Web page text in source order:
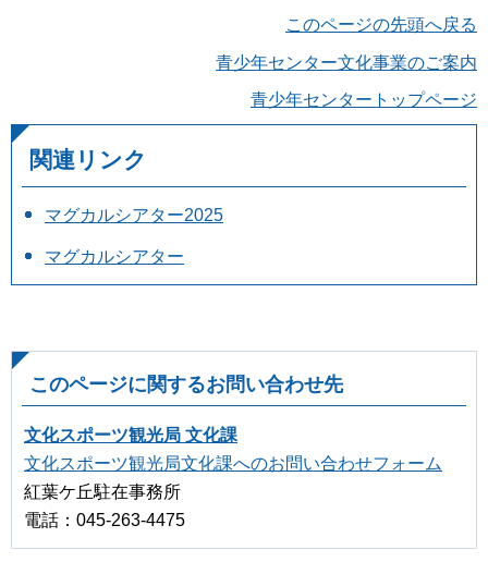
このページの先頭へ戻る
青少年センター文化事業のご案内
青少年センタートップページ
関連リンク
マグカルシアター2025
マグカルシアター
このページに関するお問い合わせ先
文化スポーツ観光局 文化課
文化スポーツ観光局文化課へのお問い合わせフォーム
紅葉ケ丘駐在事務所
電話：045-263-4475